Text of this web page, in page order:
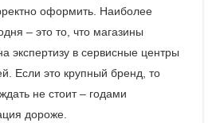
оформить. Наиболее
– это то, что магазины
экспертизу в сервисные центры
Если это крупный бренд, то
не стоит – годами
дороже.